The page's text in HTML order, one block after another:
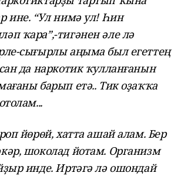
ине. “Ул нимә ул! Һин
ҡара”,-тигәнен әле лә
сығырлы аңыма был егеттең
да наркотик ҡулланғанын
барып етә.. Тик оҙаҡҡа
йөрөй, хатта ашай алам. Бер
шоколад йотам. Организм
инде. Иртәгә лә ошондай